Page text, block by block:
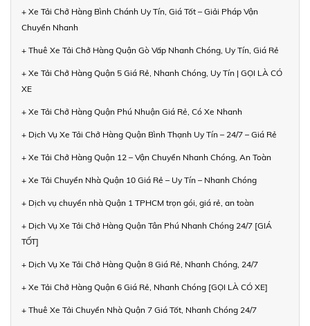
+ Xe Tải Chở Hàng Bình Chánh Uy Tín, Giá Tốt – Giải Pháp Vận
Chuyển Nhanh
+ Thuê Xe Tải Chở Hàng Quận Gò Vấp Nhanh Chóng, Uy Tín, Giá Rẻ
+ Xe Tải Chở Hàng Quận 5 Giá Rẻ, Nhanh Chóng, Uy Tín | GỌI LÀ CÓ
XE
+ Xe Tải Chở Hàng Quận Phú Nhuận Giá Rẻ, Có Xe Nhanh
+ Dịch Vụ Xe Tải Chở Hàng Quận Bình Thạnh Uy Tín – 24/7 – Giá Rẻ
+ Xe Tải Chở Hàng Quận 12 – Vận Chuyển Nhanh Chóng, An Toàn
+ Xe Tải Chuyển Nhà Quận 10 Giá Rẻ – Uy Tín – Nhanh Chóng
+ Dịch vụ chuyển nhà Quận 1 TPHCM trọn gói, giá rẻ, an toàn
+ Dịch Vụ Xe Tải Chở Hàng Quận Tân Phú Nhanh Chóng 24/7 [GIÁ
TỐT]
+ Dịch Vụ Xe Tải Chở Hàng Quận 8 Giá Rẻ, Nhanh Chóng, 24/7
+ Xe Tải Chở Hàng Quận 6 Giá Rẻ, Nhanh Chóng [GỌI LÀ CÓ XE]
+ Thuê Xe Tải Chuyển Nhà Quận 7 Giá Tốt, Nhanh Chóng 24/7